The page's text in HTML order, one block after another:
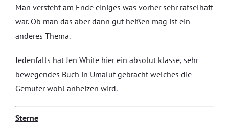
Man versteht am Ende einiges was vorher sehr rätselhaft
war. Ob man das aber dann gut heißen mag ist ein
anderes Thema.
Jedenfalls hat Jen White hier ein absolut klasse, sehr
bewegendes Buch in Umaluf gebracht welches die
Gemüter wohl anheizen wird.
Sterne